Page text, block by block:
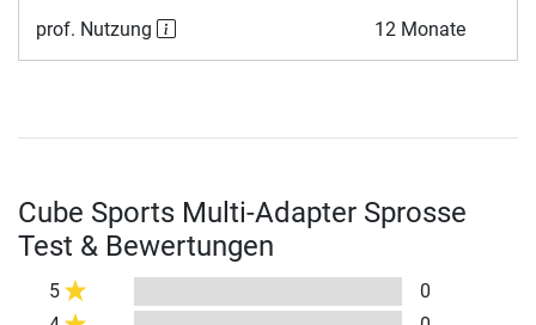
prof. Nutzung 12 Monate
Cube Sports Multi-Adapter Sprosse
Test & Bewertungen
5
0